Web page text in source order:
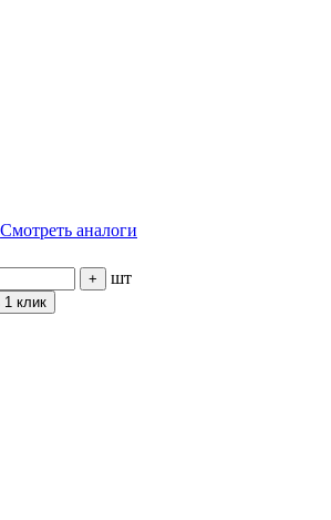
Смотреть аналоги
+ шт
1 клик